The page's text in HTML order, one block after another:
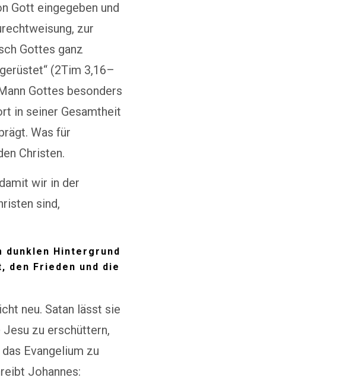
Gott eingegeben und
zur
Gottes ganz
(2Tim 3,16–
Gottes besonders
in seiner Gesamtheit
Was für
Christen.
wir in der
sind,
dunklen Hintergrund
den Frieden und die
neu. Satan lässt sie
zu erschüttern,
Evangelium zu
Johannes: